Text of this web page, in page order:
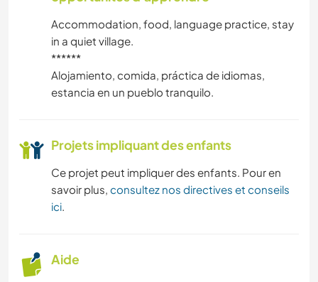
LANGUES
HISTOIRE
BRICOLAGE / ARTISANAT
LIVRES
Accommodation, food, language practice, stay
in a quiet village.
******
Alojamiento, comida, práctica de idiomas,
estancia en un pueblo tranquilo.
Projets impliquant des enfants
Ce projet peut impliquer des enfants. Pour en
savoir plus, consultez nos directives et conseils
ici.
Aide